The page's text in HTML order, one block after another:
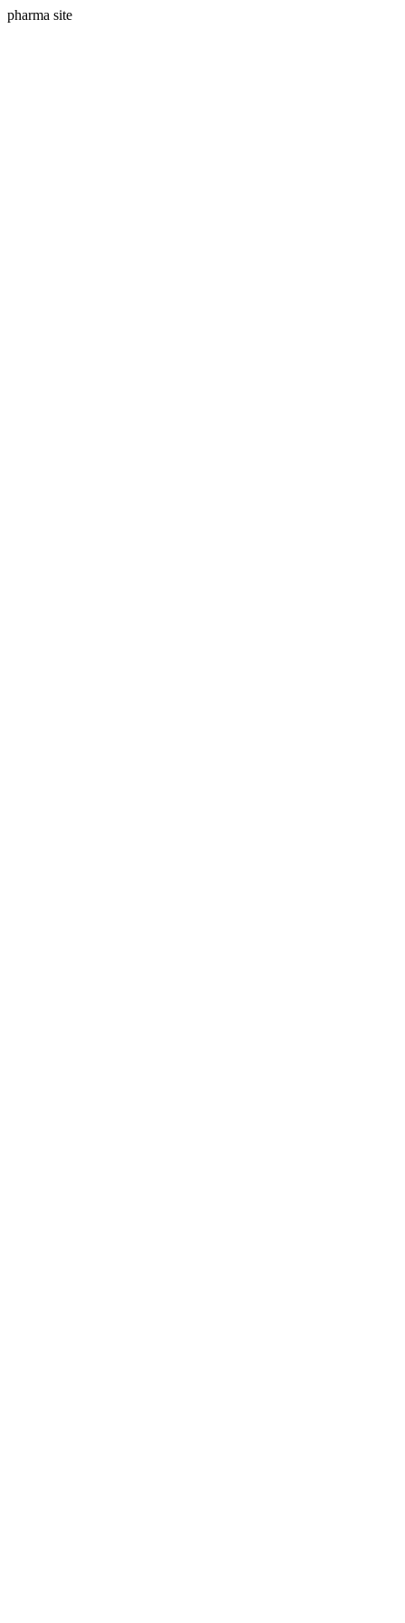
pharma site